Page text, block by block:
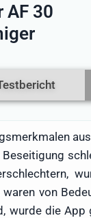
AF 30
von
wurde die